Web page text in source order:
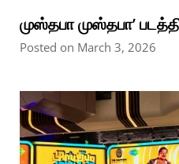
முஸ்தபா முஸ்தபா’
Posted on March 3, 2026